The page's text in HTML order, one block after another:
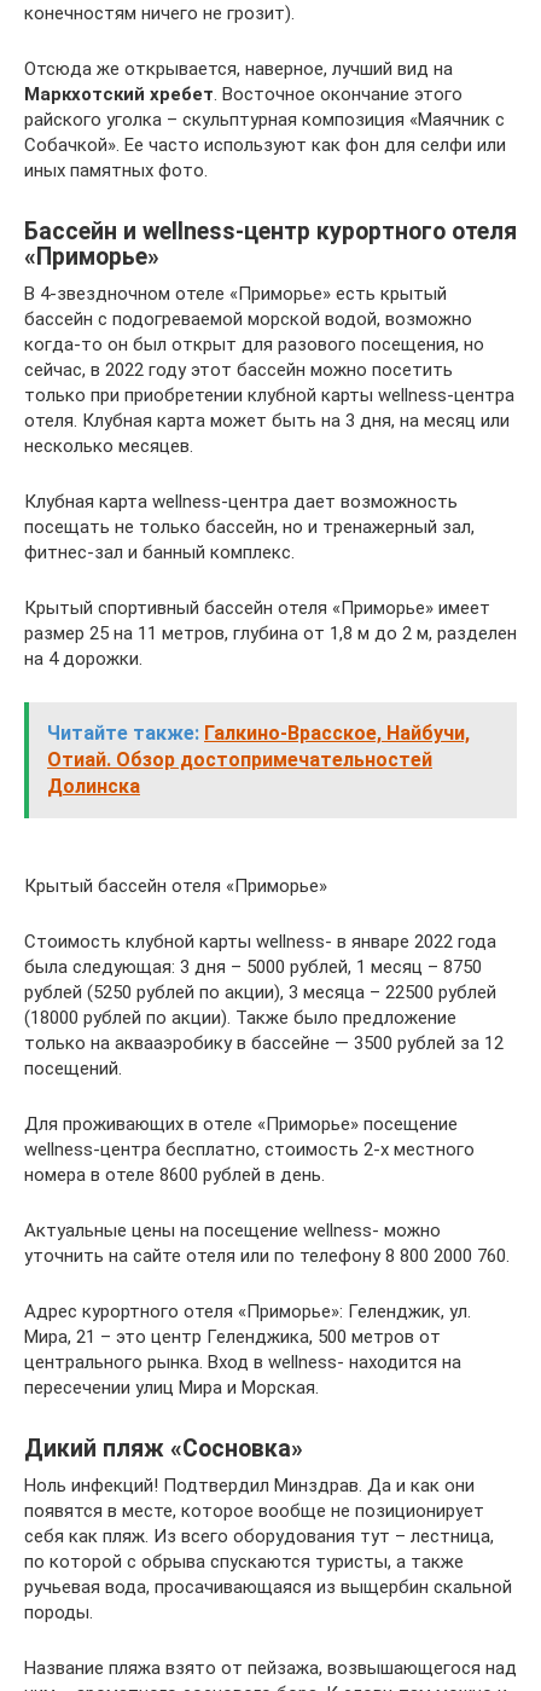
конечностям ничего не грозит).
Отсюда же открывается, наверное, лучший вид на
Маркхотский хребет. Восточное окончание этого
райского уголка – скульптурная композиция «Маячник с
Собачкой». Ее часто используют как фон для селфи или
иных памятных фото.
Бассейн и wellness-центр курортного отеля
«Приморье»
В 4-звездночном отеле «Приморье» есть крытый
бассейн с подогреваемой морской водой, возможно
когда-то он был открыт для разового посещения, но
сейчас, в 2022 году этот бассейн можно посетить
только при приобретении клубной карты wellness-центра
отеля. Клубная карта может быть на 3 дня, на месяц или
несколько месяцев.
Клубная карта wellness-центра дает возможность
посещать не только бассейн, но и тренажерный зал,
фитнес-зал и банный комплекс.
Крытый спортивный бассейн отеля «Приморье» имеет
размер 25 на 11 метров, глубина от 1,8 м до 2 м, разделен
на 4 дорожки.
Читайте также: Галкино-Врасское, Найбучи,
Отиай. Обзор достопримечательностей
Долинска
Крытый бассейн отеля «Приморье»
Стоимость клубной карты wellness- в январе 2022 года
была следующая: 3 дня – 5000 рублей, 1 месяц – 8750
рублей (5250 рублей по акции), 3 месяца – 22500 рублей
(18000 рублей по акции). Также было предложение
только на аквааэробику в бассейне — 3500 рублей за 12
посещений.
Для проживающих в отеле «Приморье» посещение
wellness-центра бесплатно, стоимость 2-х местного
номера в отеле 8600 рублей в день.
Актуальные цены на посещение wellness- можно
уточнить на сайте отеля или по телефону 8 800 2000 760.
Адрес курортного отеля «Приморье»: Геленджик, ул.
Мира, 21 – это центр Геленджика, 500 метров от
центрального рынка. Вход в wellness- находится на
пересечении улиц Мира и Морская.
Дикий пляж «Сосновка»
Ноль инфекций! Подтвердил Минздрав. Да и как они
появятся в месте, которое вообще не позиционирует
себя как пляж. Из всего оборудования тут – лестница,
по которой с обрыва спускаются туристы, а также
ручьевая вода, просачивающаяся из выщербин скальной
породы.
Название пляжа взято от пейзажа, возвышающегося над